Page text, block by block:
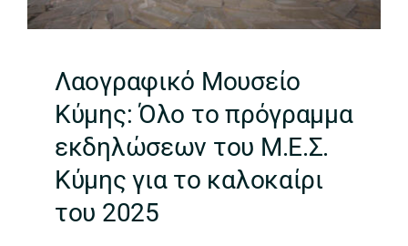
Λαογραφικό Μουσείο
Κύμης: Όλο το πρόγραμμα
εκδηλώσεων του Μ.Ε.Σ.
Κύμης για το καλοκαίρι
του 2025